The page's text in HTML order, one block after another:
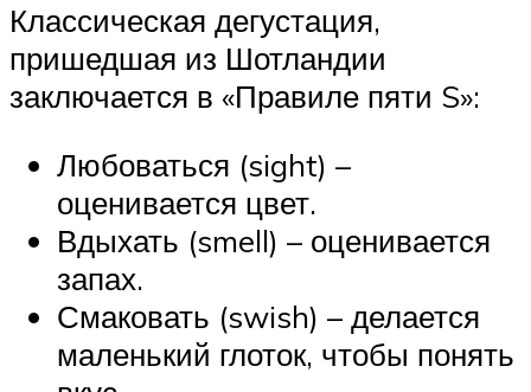
Классическая дегустация,
пришедшая из Шотландии
заключается в «Правиле пяти S»:
Любоваться (sight) –
оценивается цвет.
Вдыхать (smell) – оценивается
запах.
Смаковать (swish) – делается
маленький глоток, чтобы понять